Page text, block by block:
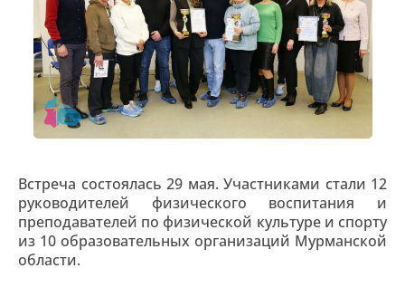
Встреча состоялась 29 мая. Участниками стали 12
руководителей физического воспитания и
преподавателей по физической культуре и спорту
из 10 образовательных организаций Мурманской
области.